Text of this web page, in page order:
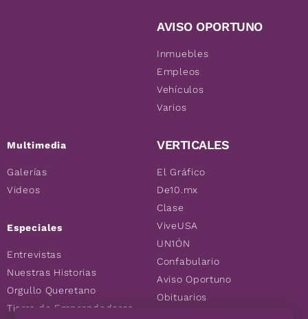
Multimedia
Galerías
Videos
Especiales
Entrevistas
Nuestras Historias
Orgullo Queretano
Tierra de Emprendedores
AVISO OPORTUNO
Inmuebles
Empleos
Vehículos
Varios
VERTICALES
El Gráfico
De10.mx
Clase
ViveUSA
UN1ÓN
Confabulario
Aviso Oportuno
Obituarios